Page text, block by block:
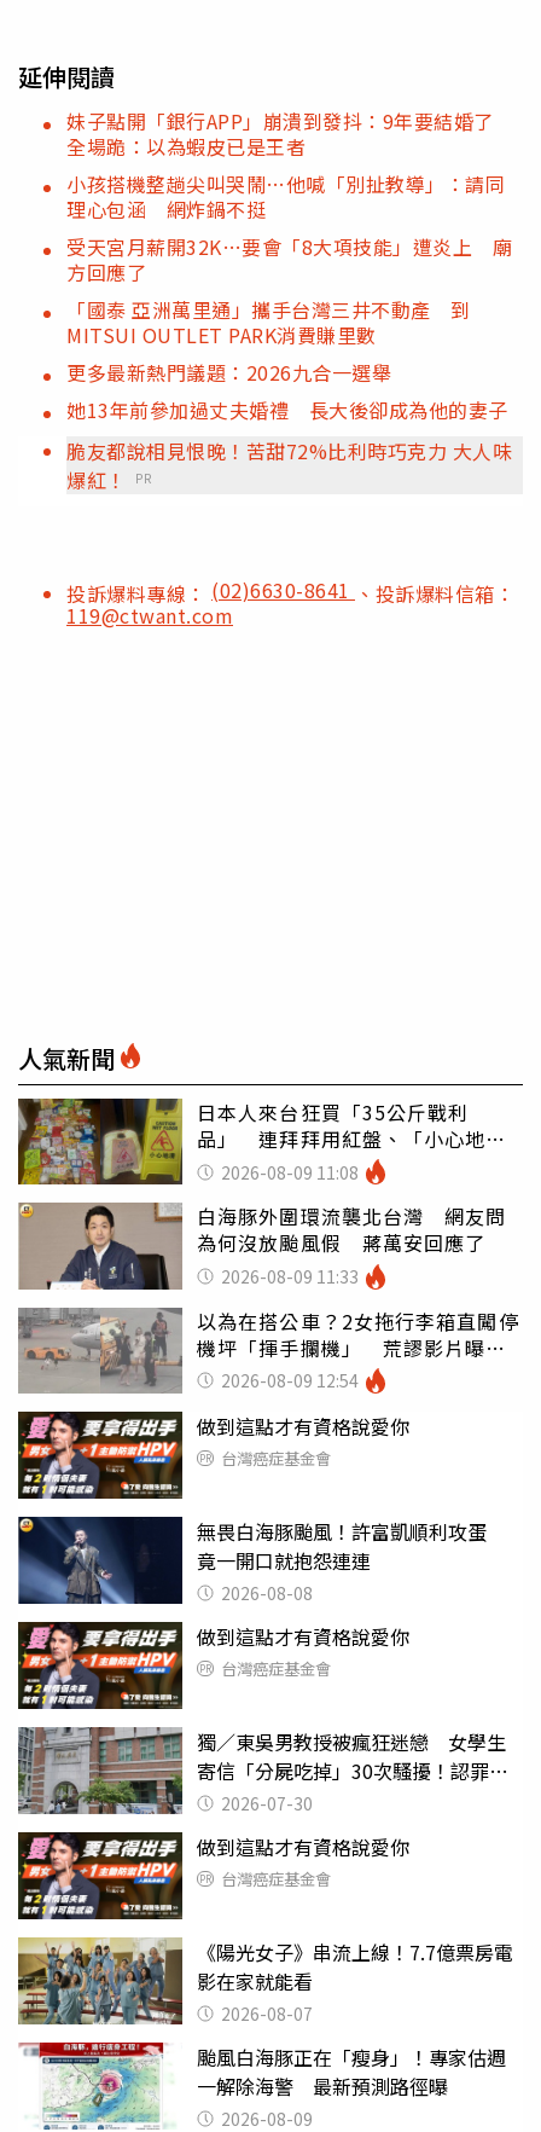
延伸閱讀
妹子點開「銀行APP」崩潰到發抖：9年要結婚了
全場跪：以為蝦皮已是王者
小孩搭機整趟尖叫哭鬧…他喊「別扯教導」：請同
理心包涵 網炸鍋不挺
受天宮月薪開32K…要會「8大項技能」遭炎上 廟
方回應了
「國泰 亞洲萬里通」攜手台灣三井不動產 到
MITSUI OUTLET PARK消費賺里數
更多最新熱門議題：2026九合一選舉
她13年前參加過丈夫婚禮 長大後卻成為他的妻子
脆友都說相見恨晚！苦甜72%比利時巧克力 大人味
爆紅！
PR
投訴爆料專線： (02)6630-8641 、投訴爆料信箱：
119@ctwant.com
人氣新聞
日本人來台狂買「35公斤戰利
品」 連拜拜用紅盤、「小心地
滑」告示牌也帶回家
2026-08-09 11:08
白海豚外圍環流襲北台灣 網友問
為何沒放颱風假 蔣萬安回應了
2026-08-09 11:33
以為在搭公車？2女拖行李箱直闖停
機坪「揮手攔機」 荒謬影片曝網
傻眼2026-08-09 12:54
做到這點才有資格說愛你
台灣癌症基金會
無畏白海豚颱風！許富凱順利攻蛋
竟一開口就抱怨連連
2026-08-08
做到這點才有資格說愛你
台灣癌症基金會
獨／東吳男教授被瘋狂迷戀 女學生
寄信「分屍吃掉」30次騷擾！認罪免
關 2026-07-30
做到這點才有資格說愛你
台灣癌症基金會
《陽光女子》串流上線！7.7億票房電
影在家就能看
2026-08-07
颱風白海豚正在「瘦身」！專家估週
一解除海警 最新預測路徑曝
2026-08-09